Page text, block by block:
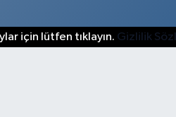
için lütfen tıklayın. Gizlilik